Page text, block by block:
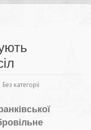
Без категорії